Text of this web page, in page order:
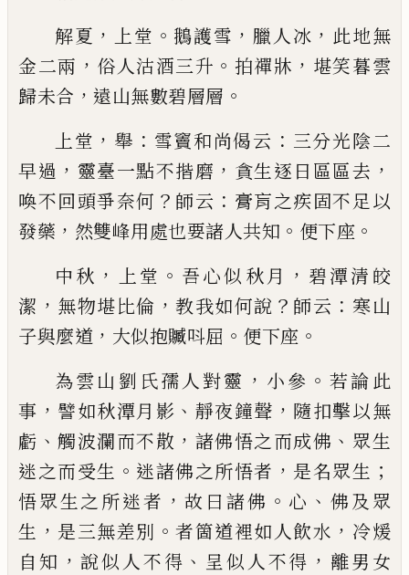
解夏 ， 上堂 。 鵝護雪 ， 臘人冰 ， 此地無
金二兩 ， 俗人沽酒三升 。 拍禪牀 ， 堪笑暮雲
歸未合 ， 遠山無數碧層層 。
上堂 ， 舉 ： 雪竇和尚偈云 ： 三分光陰二
早過 ， 靈臺一點不揩磨 ， 貪生逐日區區去 ，
喚不回頭爭奈何 ？ 師云 ： 膏肓之疾固不足以
發藥 ， 然雙峰用處也要諸人共知 。 便下座 。
中秋 ， 上堂 。 吾心似秋月 ， 碧潭清皎
潔 ， 無物堪比倫 ，教我如何說 ？ 師云 ： 寒山
子與麼道 ， 大似抱贓呌屈 。 便下座 。
為雲山劉氏孺人對靈 ， 小參 。若論此
事 ， 譬如秋潭月 影 、 靜夜鐘聲 ， 隨扣擊以無
虧 、觸波瀾而不散 ， 諸佛悟之而成佛 、 眾生
迷之而受生 。 迷諸佛之所悟者 ， 是名眾生 ；
悟眾生之所迷者 ，故曰諸佛 。 心 、 佛及眾
生 ， 是三無差別 。者箇道裡如人飲水 ， 冷煖
自知 ，說似人不得 、 呈似人不得 ， 離男女